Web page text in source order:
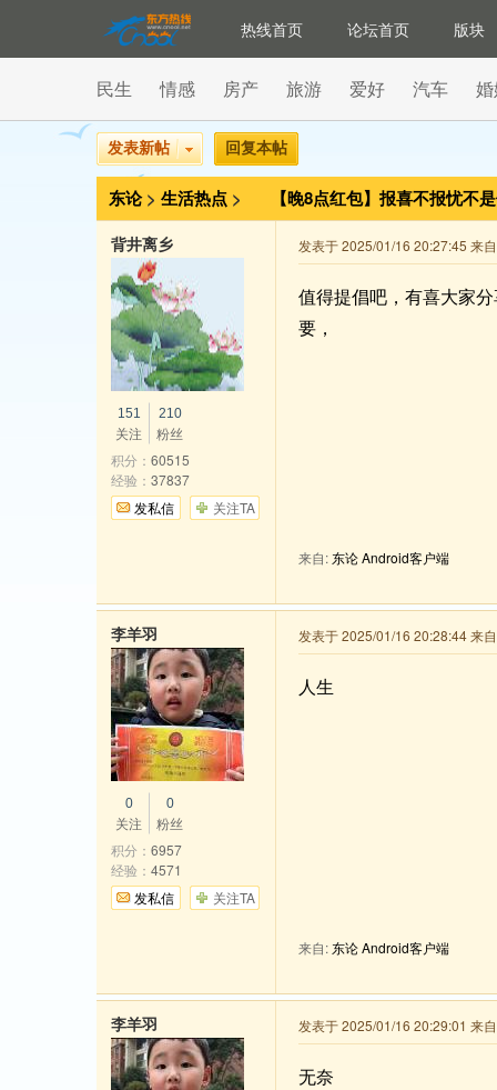
热线首页 论坛首页 版块
民生 情感 房产 旅游 爱好 汽车
发表新帖 回复本帖
东论 > 生活热点 > 【晚8点红包】报喜不报忧不
发表于 2025/01/16 20:27:45 来
值得提倡吧，有喜大家
要，
来自:东论 Android客户端
背井离乡
151
关注
210
粉丝
积分： 60515
经验： 37837
发私信
关注TA
发表于 2025/01/16 20:28:44 来
人生
来自:东论 Android客户端
李羊羽
0
关注
0
粉丝
积分： 6957
经验： 4571
发私信
关注TA
发表于 2025/01/16 20:29:01 来
无奈
李羊羽